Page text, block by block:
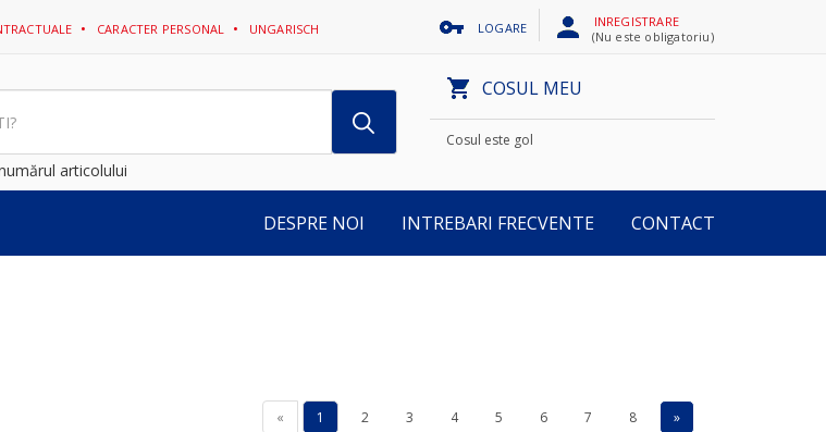
CARACTER PERSONAL UNGARISCH LOGARE
INREGISTRARE
(Nu este obligatoriu)
articolului
COSUL MEU
Cosul este gol
DESPRE NOI INTREBARI FRECVENTE CONTACT
« 1 2 3 4 5 6 7 8 »